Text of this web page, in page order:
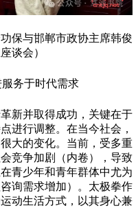
保与邯郸市政协主席韩俊
谈会）
务于时代需求
新并取得成功，关键在于
进行调整。在当今社会，
大的变化。当前，受多重
竞争加剧（内卷），导致
青少年和青年群体中尤为
询需求增加）。太极拳作
动生活方式，以其身心兼